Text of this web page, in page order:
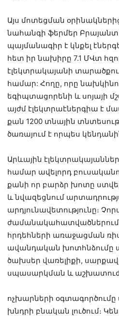
Այս մոտեցման օրինակներից
նահանգի ֆերմեր
պայմանագիր է կնքել
հետ իր նախիրը 7.1 ՄՎտ
էլեկտրակայանի
համար: Հողը, որը
եգիպտացորենի և սոյայի
այժմ էլեկտրաէներգիա է
քան 1200 տնային
ծառայում է որպես
Արևային
համար ավելորդ
քանի որ բարձր խոտը
և նվազեցնում
արդյունավետությունը։
ժամանակահատվածներում
հրդեհների առաջացման
ավանդական խոտհնձումը
ծախսեր վառելիքի,
սպասարկման և
ոչխարների օգտագործումը
խնդրի բնական լուծում։